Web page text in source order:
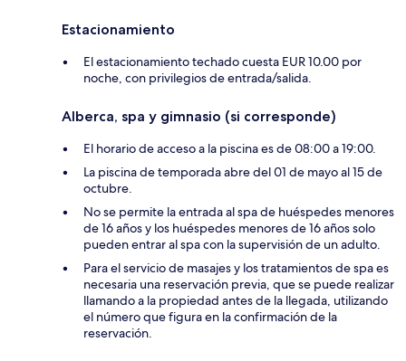
Estacionamiento
El estacionamiento techado cuesta EUR 10.00 por
noche, con privilegios de entrada/salida.
Alberca, spa y gimnasio (si corresponde)
El horario de acceso a la piscina es de 08:00 a 19:00.
La piscina de temporada abre del 01 de mayo al 15 de
octubre.
No se permite la entrada al spa de huéspedes menores
de 16 años y los huéspedes menores de 16 años solo
pueden entrar al spa con la supervisión de un adulto.
Para el servicio de masajes y los tratamientos de spa es
necesaria una reservación previa, que se puede realizar
llamando a la propiedad antes de la llegada, utilizando
el número que figura en la confirmación de la
reservación.